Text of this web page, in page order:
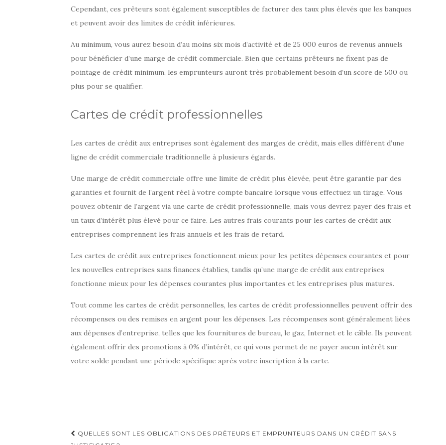
Cependant, ces prêteurs sont également susceptibles de facturer des taux plus élevés que les banques
et peuvent avoir des limites de crédit inférieures.
Au minimum, vous aurez besoin d’au moins six mois d’activité et de 25 000 euros de revenus annuels
pour bénéficier d’une marge de crédit commerciale. Bien que certains prêteurs ne fixent pas de
pointage de crédit minimum, les emprunteurs auront très probablement besoin d’un score de 500 ou
plus pour se qualifier.
Cartes de crédit professionnelles
Les cartes de crédit aux entreprises sont également des marges de crédit, mais elles diffèrent d’une
ligne de crédit commerciale traditionnelle à plusieurs égards.
Une marge de crédit commerciale offre une limite de crédit plus élevée, peut être garantie par des
garanties et fournit de l’argent réel à votre compte bancaire lorsque vous effectuez un tirage. Vous
pouvez obtenir de l’argent via une carte de crédit professionnelle, mais vous devrez payer des frais et
un taux d’intérêt plus élevé pour ce faire. Les autres frais courants pour les cartes de crédit aux
entreprises comprennent les frais annuels et les frais de retard.
Les cartes de crédit aux entreprises fonctionnent mieux pour les petites dépenses courantes et pour
les nouvelles entreprises sans finances établies, tandis qu’une marge de crédit aux entreprises
fonctionne mieux pour les dépenses courantes plus importantes et les entreprises plus matures.
Tout comme les cartes de crédit personnelles, les cartes de crédit professionnelles peuvent offrir des
récompenses ou des remises en argent pour les dépenses. Les récompenses sont généralement liées
aux dépenses d’entreprise, telles que les fournitures de bureau, le gaz, Internet et le câble. Ils peuvent
également offrir des promotions à 0% d’intérêt, ce qui vous permet de ne payer aucun intérêt sur
votre solde pendant une période spécifique après votre inscription à la carte.
Navigation
QUELLES SONT LES OBLIGATIONS DES PRÊTEURS ET EMPRUNTEURS DANS UN CRÉDIT SANS